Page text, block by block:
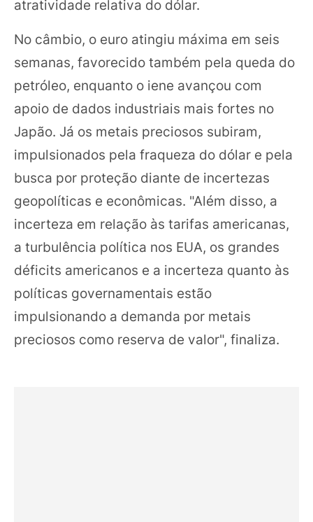
atratividade relativa do dólar.
No câmbio, o euro atingiu máxima em seis
semanas, favorecido também pela queda do
petróleo, enquanto o iene avançou com
apoio de dados industriais mais fortes no
Japão. Já os metais preciosos subiram,
impulsionados pela fraqueza do dólar e pela
busca por proteção diante de incertezas
geopolíticas e econômicas. "Além disso, a
incerteza em relação às tarifas americanas,
a turbulência política nos EUA, os grandes
déficits americanos e a incerteza quanto às
políticas governamentais estão
impulsionando a demanda por metais
preciosos como reserva de valor", finaliza.